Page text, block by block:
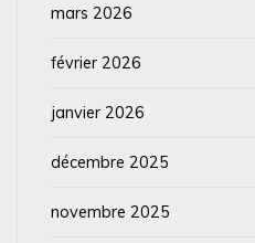
mars 2026
février 2026
janvier 2026
décembre 2025
novembre 2025